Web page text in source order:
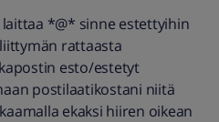
*@* sinne estettyihin
rattaasta
esto/estetyt
postilaatikostani niitä
ekaksi hiiren oikean